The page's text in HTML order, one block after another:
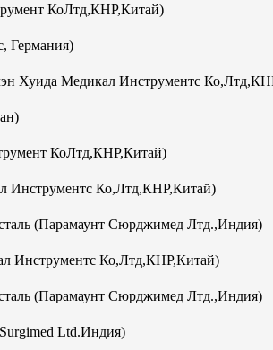
КоЛтд,КНР,Китай)
Германия)
Хуида Медикал Инструментс
КоЛтд,КНР,Китай)
Инструментс Ко,Лтд,КНР,Китай)
(Парамаунт Сюрджимед Лтд.,Индия)
Инструментс Ко,Лтд,КНР,Китай)
(Парамаунт Сюрджимед Лтд.,Индия)
Ltd.Индия)